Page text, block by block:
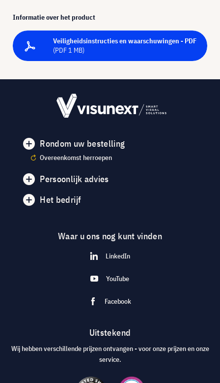
Informatie over het product
Veiligheidsinstructies en waarschuwingen - PDF
(PDF 1 MB)
Rondom uw bestelling
Overeenkomst herroepen
Persoonlijk advies
Het bedrijf
Waar u ons nog kunt vinden
LinkedIn
YouTube
Facebook
Uitstekend
Wij hebben verschillende prijzen ontvangen - voor onze prijzen en onze
service.